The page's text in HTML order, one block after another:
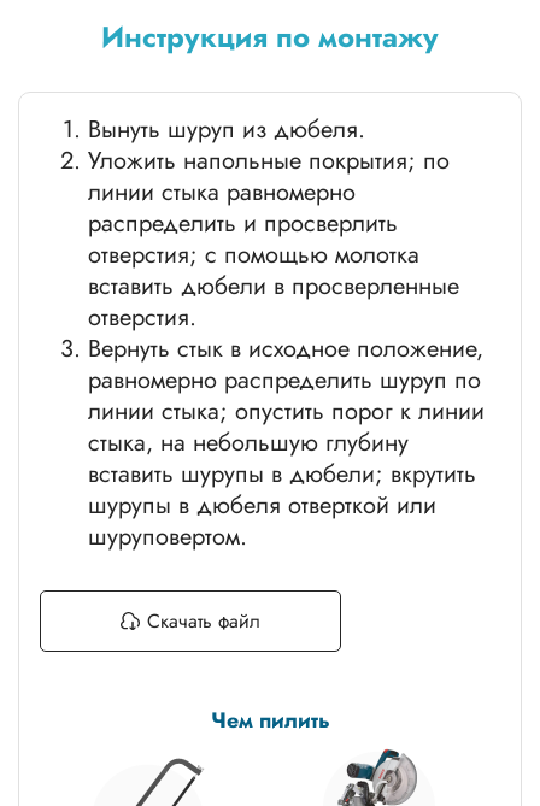
Инструкция по монтажу
Вынуть шуруп из дюбеля.
Уложить напольные покрытия; по
линии стыка равномерно
распределить и просверлить
отверстия; с помощью молотка
вставить дюбели в просверленные
отверстия.
Вернуть стык в исходное положение,
равномерно распределить шуруп по
линии стыка; опустить порог к линии
стыка, на небольшую глубину
вставить шурупы в дюбели; вкрутить
шурупы в дюбеля отверткой или
шуруповертом.
Скачать файл
Чем пилить